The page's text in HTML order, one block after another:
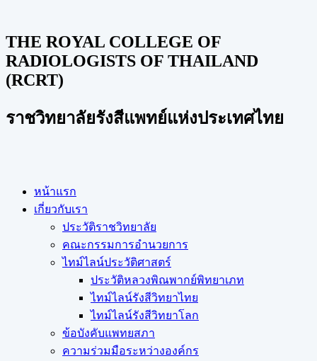
THE ROYAL COLLEGE OF
RADIOLOGISTS OF THAILAND
(RCRT)
ราชวิทยาลัยรังสีแพทย์แห่งประเทศไทย
หน้าแรก
เกี่ยวกับเรา
ประวัติราชวิทยาลัย
คณะกรรมการอำนวยการ
ไทม์ไลน์ประวัติศาสตร์
ประวัติหลวงพิณพากย์พิทยาเภท
ไทม์ไลน์รังสีวิทยาไทย
ไทม์ไลน์รังสีวิทยาโลก
ข้อบังคับแพทยสภา
ความร่วมมือระหว่างองค์กร